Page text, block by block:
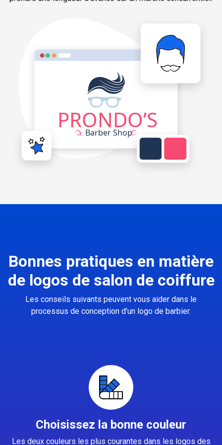
Bonnes pratiques en matière
de logos de salon de coiffure
Les conseils suivants peuvent vous aider dans le
processus de conception d’un logo de barbier.
Choisissez la bonne couleur
Les deux couleurs les plus courantes dans les logos des